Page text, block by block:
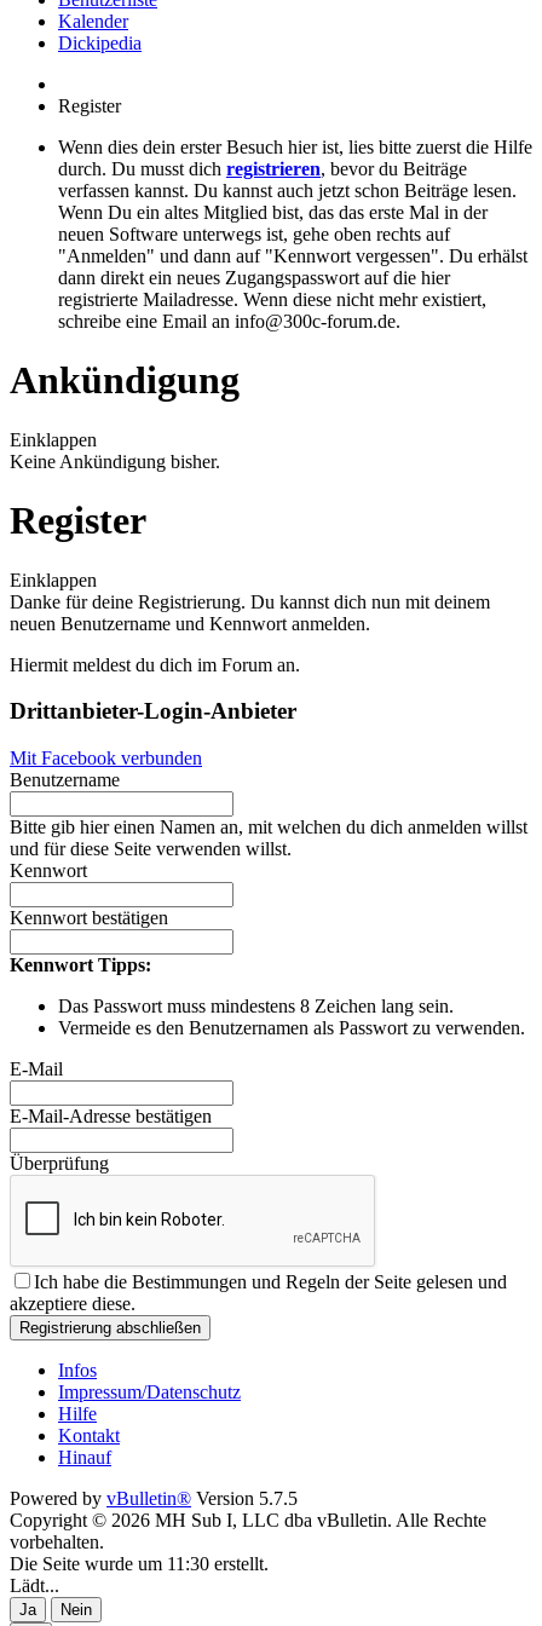
Kalender
Dickipedia
Register
Wenn dies dein erster Besuch hier ist, lies bitte zuerst die Hilfe
durch. Du musst dich registrieren, bevor du Beiträge
verfassen kannst. Du kannst auch jetzt schon Beiträge lesen.
Wenn Du ein altes Mitglied bist, das das erste Mal in der
neuen Software unterwegs ist, gehe oben rechts auf
"Anmelden" und dann auf "Kennwort vergessen". Du erhälst
dann direkt ein neues Zugangspasswort auf die hier
registrierte Mailadresse. Wenn diese nicht mehr existiert,
schreibe eine Email an info@300c-forum.de.
Ankündigung
Einklappen
Keine Ankündigung bisher.
Register
Einklappen
Danke für deine Registrierung. Du kannst dich nun mit deinem
neuen Benutzername und Kennwort anmelden.
Hiermit meldest du dich im Forum an.
Drittanbieter-Login-Anbieter
Mit Facebook verbunden
Benutzername
Bitte gib hier einen Namen an, mit welchen du dich anmelden willst
und für diese Seite verwenden willst.
Kennwort
Kennwort bestätigen
Kennwort Tipps:
Das Passwort muss mindestens 8 Zeichen lang sein.
Vermeide es den Benutzernamen als Passwort zu verwenden.
E-Mail
E-Mail-Adresse bestätigen
Überprüfung
Ich habe die Bestimmungen und Regeln der Seite gelesen und
akzeptiere diese.
Registrierung abschließen
Infos
Impressum/Datenschutz
Hilfe
Kontakt
Hinauf
Powered by vBulletin® Version 5.7.5
Copyright © 2026 MH Sub I, LLC dba vBulletin. Alle Rechte
vorbehalten.
Die Seite wurde um 11:30 erstellt.
Lädt...
Ja Nein